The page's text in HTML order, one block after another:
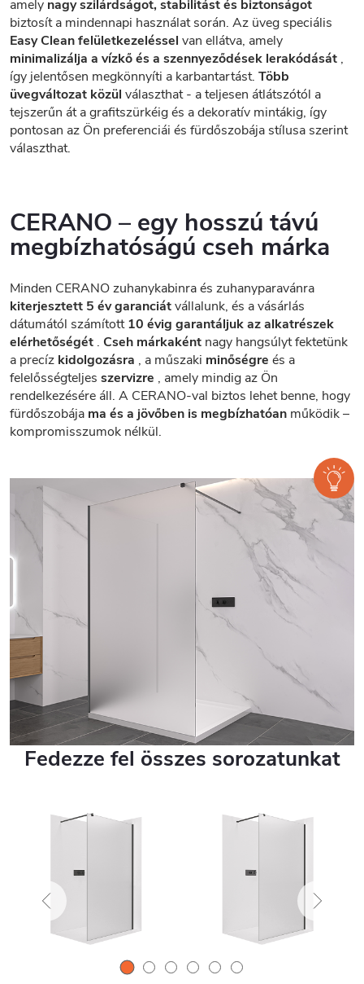
amely nagy szilárdságot, stabilitást és biztonságot
biztosít a mindennapi használat során. Az üveg speciális
Easy Clean felületkezeléssel van ellátva, amely
minimalizálja a vízkő és a szennyeződések lerakódását ,
így jelentősen megkönnyíti a karbantartást. Több
üvegváltozat közül választhat - a teljesen átlátszótól a
tejszerűn át a grafitszürkéig és a dekoratív mintákig, így
pontosan az Ön preferenciái és fürdőszobája stílusa szerint
választhat.
CERANO – egy hosszú távú
megbízhatóságú cseh márka
Minden CERANO zuhanykabinra és zuhanyparavánra
kiterjesztett 5 év garanciátvállalunk, és a vásárlás
dátumától számított10 évig garantáljuk az alkatrészek
elérhetőségét . Cseh márkaként nagy hangsúlyt fektetünk
a precíz kidolgozásra , a műszaki minőségre és a
felelősségteljes szervizre , amely mindig az Ön
rendelkezésére áll. A CERANO-val biztos lehet benne, hogy
fürdőszobája ma és a jövőben is megbízhatóan működik –
kompromisszumok nélkül.
Fedezze fel összes sorozatunkat